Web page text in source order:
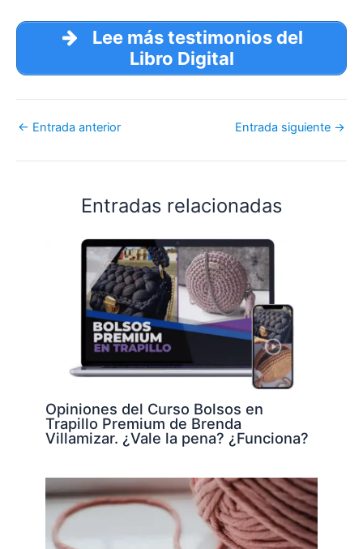
Lee más testimonios del
Libro Digital
← Entrada anterior Entrada siguiente →
Entradas relacionadas
Opiniones del Curso Bolsos en
Trapillo Premium de Brenda
Villamizar. ¿Vale la pena? ¿Funciona?